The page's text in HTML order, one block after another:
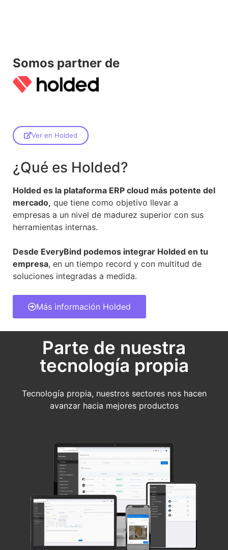
Somos partner de
Ver en Holded
¿Qué es Holded?
Holded es la plataforma ERP cloud más potente del
mercado, que tiene como objetivo llevar a
empresas a un nivel de madurez superior con sus
herramientas internas.
Desde EveryBind podemos integrar Holded en tu
empresa, en un tiempo record y con multitud de
soluciones integradas a medida.
Más información Holded
Parte de nuestra
tecnología propia
Tecnología propia, nuestros sectores nos hacen
avanzar hacia mejores productos